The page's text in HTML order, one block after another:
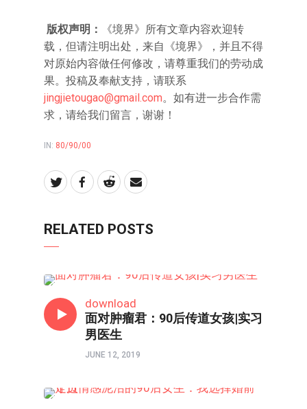
版权声明：
《境界》所有文章内容欢迎转
载，但请注明出处，来自《境界》，并且不得
对原始内容做任何修改，请尊重我们的劳动成
果。投稿及奉献支持，请联系
jingjietougao@gmail.com。如有进一步合作需
求，请给我们留言，谢谢！
IN: 80/90/00
RELATED POSTS
download
面对肿瘤君：90后传道女孩|实习
男医生
JUNE 12, 2019